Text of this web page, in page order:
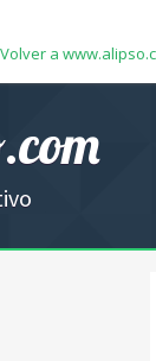
Volver a